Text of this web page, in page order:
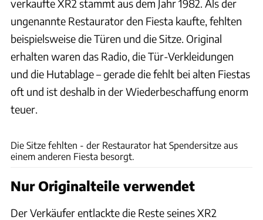
verkaufte XR2 stammt aus dem Jahr 1982. Als der
ungenannte Restaurator den Fiesta kaufte, fehlten
beispielsweise die Türen und die Sitze. Original
erhalten waren das Radio, die Tür-Verkleidungen
und die Hutablage – gerade die fehlt bei alten Fiestas
oft und ist deshalb in der Wiederbeschaffung enorm
teuer.
Die Sitze fehlten - der Restaurator hat Spendersitze aus
einem anderen Fiesta besorgt.
Nur Originalteile verwendet
Der Verkäufer entlackte die Reste seines XR2